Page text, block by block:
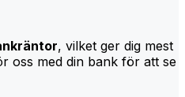
, vilket ger dig mest
oss med din bank för att se